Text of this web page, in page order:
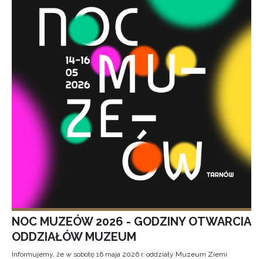
NOC MUZEÓW 2026 - GODZINY OTWARCIA
ODDZIAŁÓW MUZEUM
Informujemy, że w sobotę 16 maja 2026 r. oddziały Muzeum Ziemi